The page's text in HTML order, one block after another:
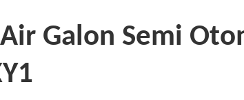
Galon Semi